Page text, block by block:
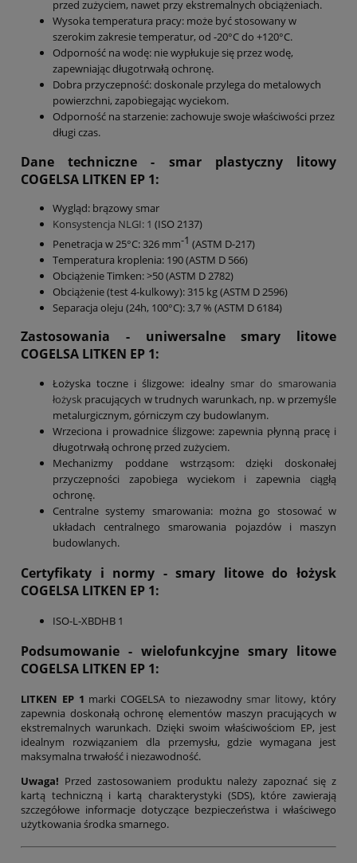
przed zużyciem, nawet przy ekstremalnych obciążeniach.
Wysoka temperatura pracy: może być stosowany w
szerokim zakresie temperatur, od -20°C do +120°C.
Odporność na wodę: nie wypłukuje się przez wodę,
zapewniając długotrwałą ochronę.
Dobra przyczepność: doskonale przylega do metalowych
powierzchni, zapobiegając wyciekom.
Odporność na starzenie: zachowuje swoje właściwości przez
długi czas.
Dane techniczne - smar plastyczny litowy
COGELSA LITKEN EP 1:
Wygląd: brązowy smar
Konsystencja NLGI: 1 (ISO 2137)
Penetracja w 25°C: 326 mm-1 (ASTM D-217)
Temperatura kroplenia: 190 (ASTM D 566)
Obciążenie Timken: >50 (ASTM D 2782)
Obciążenie (test 4-kulkowy): 315 kg (ASTM D 2596)
Separacja oleju (24h, 100°C): 3,7 % (ASTM D 6184)
Zastosowania - uniwersalne smary litowe
COGELSA LITKEN EP 1:
Łożyska toczne i ślizgowe: idealny smar do smarowania
łożysk pracujących w trudnych warunkach, np. w przemyśle
metalurgicznym, górniczym czy budowlanym.
Wrzeciona i prowadnice ślizgowe: zapewnia płynną pracę i
długotrwałą ochronę przed zużyciem.
Mechanizmy poddane wstrząsom: dzięki doskonałej
przyczepności zapobiega wyciekom i zapewnia ciągłą
ochronę.
Centralne systemy smarowania: można go stosować w
układach centralnego smarowania pojazdów i maszyn
budowlanych.
Certyfikaty i normy - smary litowe do łożysk
COGELSA LITKEN EP 1:
ISO-L-XBDHB 1
Podsumowanie - wielofunkcyjne smary litowe
COGELSA LITKEN EP 1:
LITKEN EP 1 marki COGELSA to niezawodnysmar litowy, który
zapewnia doskonałą ochronę elementów maszyn pracujących w
ekstremalnych warunkach. Dzięki swoim właściwościom EP, jest
idealnym rozwiązaniem dla przemysłu, gdzie wymagana jest
maksymalna trwałość i niezawodność.
Uwaga! Przed zastosowaniem produktu należy zapoznać się z
kartą techniczną i kartą charakterystyki (SDS), które zawierają
szczegółowe informacje dotyczące bezpieczeństwa i właściwego
użytkowania środka smarnego.